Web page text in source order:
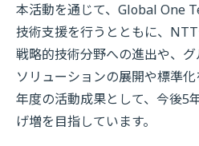
本活動を通じて、Global One
技術支援を行うとともに、
戦略的技術分野への進出や、
ソリューションの展開や標準
年度の活動成果として、今後5
げ増を目指しています。